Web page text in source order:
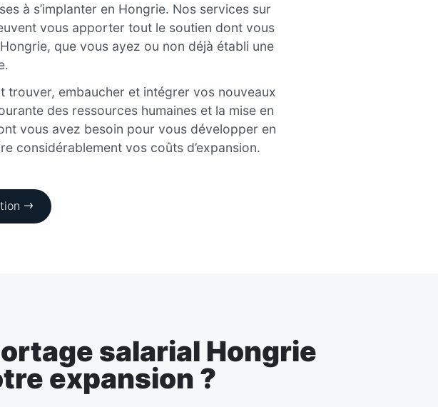
à s’implanter en Hongrie. Nos services sur
vous apporter tout le soutien dont vous
que vous ayez ou non déjà établi une
trouver, embaucher et intégrer vos nouveaux
des ressources humaines et la mise en
vous avez besoin pour vous développer en
considérablement vos coûts d’expansion.
salarial Hongrie
expansion ?